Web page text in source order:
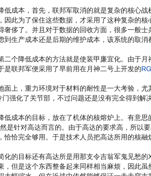
低成本，首先，联邦军取消的就是复杂的核心
因此为了保住这些数据，才采用了这种复杂的
奢侈了。并且对于数据的回收方面，很多一般
到生产成本还是后期的维护成本，该系统的取消
二个降低成本的方法就是使装甲廉宜化。由于
是联邦军便采用了早前用在月神二号上开发的
面上，重力环境对于材料的耐性是一大考验，
门强化了关节部，不过问题还是没有完全得到解
低成本的目标，放在了机体的核熔炉上。有意
是针对高达而言的。由于高达的要求高，所以
恰恰完全够用。于是技术人员把高达所用的核
化的目标还有高达所是用那支令吉翁军鬼见愁
，但是这个东西整备起来同样相当麻烦，因此